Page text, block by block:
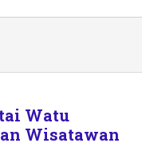
Watu
Wisatawan